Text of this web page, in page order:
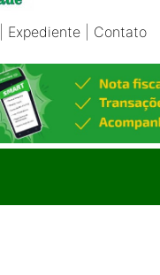
Expediente Contato